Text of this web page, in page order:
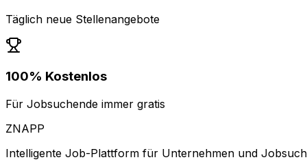
Täglich neue Stellenangebote
100% Kostenlos
Für Jobsuchende immer gratis
ZNAPP
Intelligente Job-Plattform für Unternehmen und